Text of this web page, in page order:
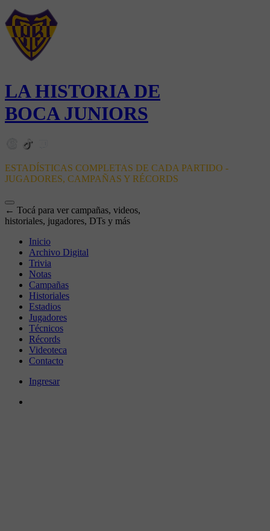
LA HISTORIA DE
BOCA JUNIORS
ESTADÍSTICAS COMPLETAS DE CADA PARTIDO -
JUGADORES, CAMPAÑAS Y RÉCORDS
← Tocá para ver campañas, videos,
historiales, jugadores, DTs y más
Inicio
Archivo Digital
Trivia
Notas
Campañas
Historiales
Estadios
Jugadores
Técnicos
Récords
Videoteca
Contacto
Ingresar